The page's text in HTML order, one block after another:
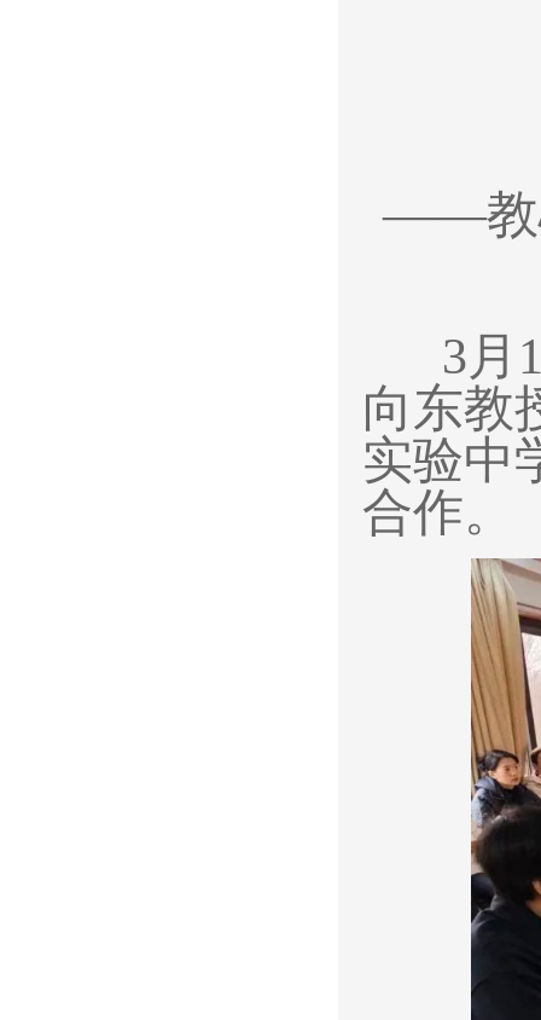
——教
3月
向东教
实验中
合作。